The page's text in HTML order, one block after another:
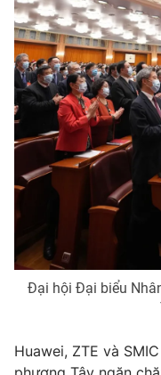
Đại hội Đại biểu
Huawei, ZTE và